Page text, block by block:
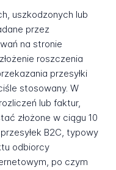
uszkodzonych lub
przez
na stronie
roszczenia
przesyłki
stosowany. W
lub faktur,
złożone w ciągu 10
B2C, typowy
odbiorcy
po czym